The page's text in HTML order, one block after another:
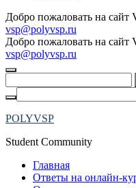
Добро пожаловать на сайт
vsp@polyvsp.ru
Добро пожаловать на сайт
vsp@polyvsp.ru
POLYVSP
Student Community
Главная
Ответы на онлайн-